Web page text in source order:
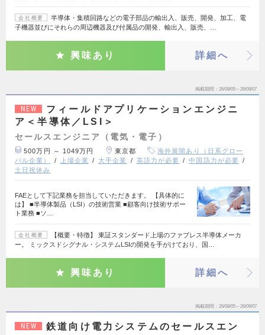
会社概要
半導体・集積回路などの電子部品の輸出入、販売、開発、加工、電
子機器並びにそれらの周辺機器及び付属品の開発、輸出入、販売、…
興味あり 詳細へ
掲載期間 26/08/05～26/09/07
NEW
フィールドアプリケーションエンジニ
ア＜半導体／LSI＞
セールスエンジニア（電気・電子）
500万円 ～ 1049万円 東京都
海外展開あり（日系グロー
バル企業）
上場企業 大手企業 英語力が必要
中国語力が必要
土日祝休み
FAEとして下記業務を担当していただきます。 【具体的に
は】 ■半導体製品（LSI）の技術営業 ■顧客向け技術サポー
ト業務 ■ソ…
会社概要
【概要・特徴】 東証スタンダード上場のファブレス半導体メーカ
ー。 ミックスドシグナル・システムLSIの開発を手がけており、国…
興味あり 詳細へ
掲載期間 26/08/05～26/09/07
NEW
鉄道向け電力システムのセールスエン